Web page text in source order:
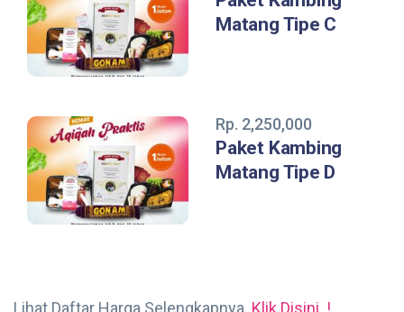
Matang Tipe C
Rp. 2,250,000
Paket Kambing
Matang Tipe D
Lihat Daftar Harga Selengkapnya. Klik Disini..!